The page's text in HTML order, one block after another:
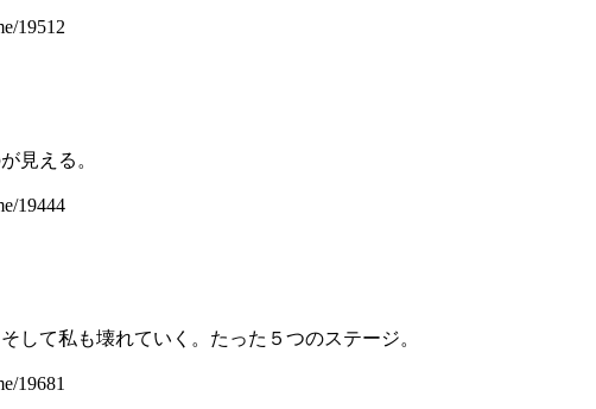
19512
見える。
19444
して私も壊れていく。たった５つのステージ。
19681